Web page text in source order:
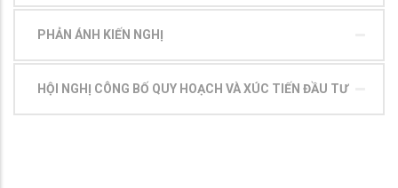
PHẢN ÁNH KIẾN NGHỊ
HỘI NGHỊ CÔNG BỐ QUY HOẠCH VÀ XÚC TIẾN ĐẦU TƯ